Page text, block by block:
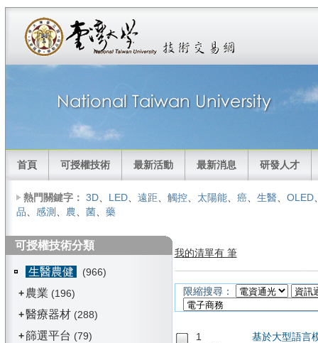
首頁 可授權技術 最新活動 最新消息 研發人才
熱門關鍵字： 3D、 LED、 遠距、 觸控、 太陽能、 癌、 生醫、 OLED
品、 感測 、 農、 菌、 藥
可授權技術分類
生醫農健
(966)
+ 農業 (196)
+醫療器材 (288)
+篩選平台 (79)
我的清單有 筆
限縮搜尋：
1
基於大型語言